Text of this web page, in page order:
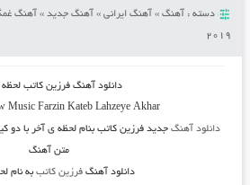
دسته : آهنگ» آهنگ ایرانی» آهنگ جدید» آهنگ
2019
دانلود آهنگ فرزین کاتب لحظه
Music Farzin Kateb Lahzeye Akhar
دانلود آهنگجدید فرزین کاتب بنام لحظه ی آخر
متن آهنگ
دانلود آهنگفرزین کاتب به نام